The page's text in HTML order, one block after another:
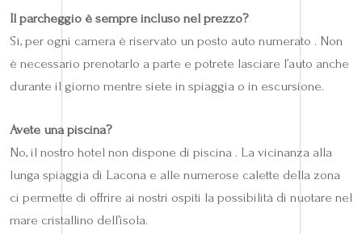
Il parcheggio è sempre incluso nel prezzo?
Sì, per ogni camera è riservato un posto auto numerato . Non
è necessario prenotarlo a parte e potrete lasciare l’auto anche
durante il giorno mentre siete in spiaggia o in escursione.
Avete una piscina?
No, il nostro hotel non dispone di piscina . La vicinanza alla
lunga spiaggia di Lacona e alle numerose calette della zona
ci permette di offrire ai nostri ospiti la possibilità di nuotare nel
mare cristallino dell’isola.